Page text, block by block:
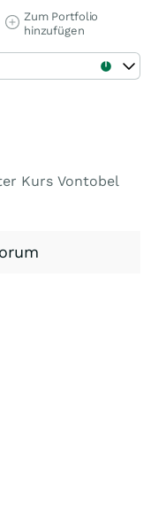
Zum Portfolio
hinzufügen
Kurs Vontobel